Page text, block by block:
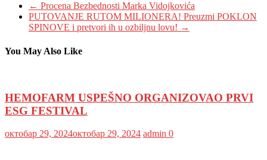
← Procena Bezbednosti Marka Vidojkovića
PUTOVANJE RUTOM MILIONERA! Preuzmi POKLON
SPINOVE i pretvori ih u ozbiljnu lovu! →
You May Also Like
HEMOFARM USPEŠNO ORGANIZOVAO PRVI
ESG FESTIVAL
октобар 29, 2024октобар 29, 2024 admin 0